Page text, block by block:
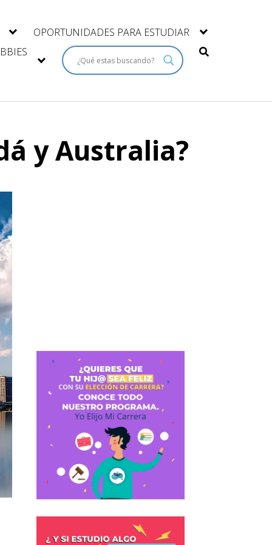
OPORTUNIDADES PARA ESTUDIAR
y Australia?